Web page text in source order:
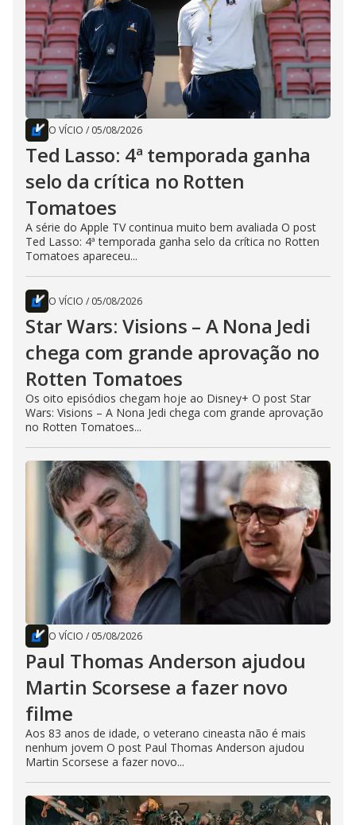
O VÍCIO / 05/08/2026
Ted Lasso: 4ª temporada ganha
selo da crítica no Rotten
Tomatoes
A série do Apple TV continua muito bem avaliada O post
Ted Lasso: 4ª temporada ganha selo da crítica no Rotten
Tomatoes apareceu...
O VÍCIO / 05/08/2026
Star Wars: Visions – A Nona Jedi
chega com grande aprovação no
Rotten Tomatoes
Os oito episódios chegam hoje ao Disney+ O post Star
Wars: Visions – A Nona Jedi chega com grande aprovação
no Rotten Tomatoes...
O VÍCIO / 05/08/2026
Paul Thomas Anderson ajudou
Martin Scorsese a fazer novo
filme
Aos 83 anos de idade, o veterano cineasta não é mais
nenhum jovem O post Paul Thomas Anderson ajudou
Martin Scorsese a fazer novo...